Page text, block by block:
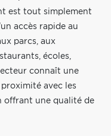
est tout simplement
accès rapide au
parcs, aux
écoles,
connaît une
avec les
offrant une qualité de